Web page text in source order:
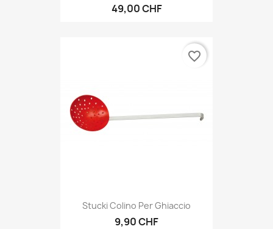
49,00 CHF
Stucki Colino Per Ghiaccio
9,90 CHF
favorite_border